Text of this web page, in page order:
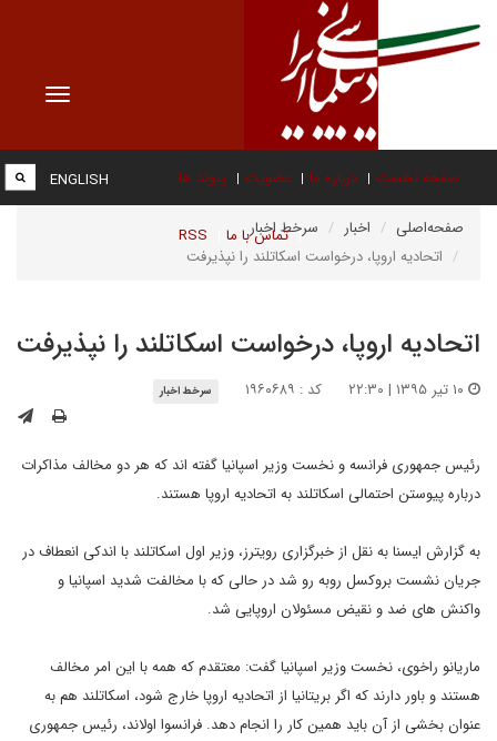
Toggle
صفحه نخست درباره ما عضویت پیوند ها
تماس با ما RSS
ENGLISH
صفحه‌اصلی اخبار
سرخط اخبار
اتحادیه اروپا، درخواست اسکاتلند را نپذیرفت
اتحادیه اروپا، درخواست اسکاتلند را نپذیرفت
کد : ۱۹۶۰۶۸۹ سرخط اخبار
رئیس جمهوری فرانسه و نخست وزیر اسپانیا گفته اند که هر دو مخالف مذاکرات
درباره پیوستن احتمالی اسکاتلند به اتحادیه اروپا هستند.
به گزارش ایسنا به نقل از خبرگزاری رویترز، وزیر اول اسکاتلند با اندکی انعطاف در
جریان نشست بروکسل روبه رو شد در حالی که با مخالفت شدید اسپانیا و
واکنش های ضد و نقیض مسئولان اروپایی شد.
ماریانو راخوی، نخست وزیر اسپانیا گفت: معتقدم که همه با این امر مخالف
هستند و باور دارند که اگر بریتانیا از اتحادیه اروپا خارج شود، اسکاتلند هم به
عنوان بخشی از آن باید همین کار را انجام دهد. فرانسوا اولاند، رئیس جمهوری